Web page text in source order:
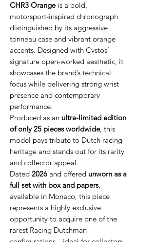
CHR3 Orangeis a bold,
motorsport-inspired chronograph
distinguished by its aggressive
tonneau case and vibrant orange
accents. Designed with Cvstos’
signature open-worked aesthetic, it
showcases the brand’s technical
focus while delivering strong wrist
presence and contemporary
performance.
Produced as an ultra-limited edition
of only 25 pieces worldwide, this
model pays tribute to Dutch racing
heritage and stands out for its rarity
and collector appeal.
Dated 2026 and offered unworn as a
full set with box and papers,
available in Monaco, this piece
represents a highly exclusive
opportunity to acquire one of the
rarest Racing Dutchman